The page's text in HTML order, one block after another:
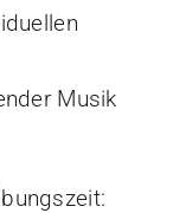
Musik